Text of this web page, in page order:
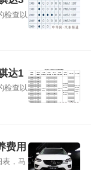
检查以
达1
检查以
费用
表，马